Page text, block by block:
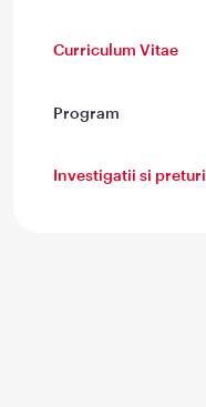
Curriculum Vitae
Program
Investigatii si preturi